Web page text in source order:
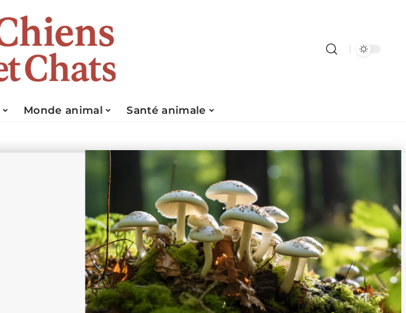
Monde animal Santé animale